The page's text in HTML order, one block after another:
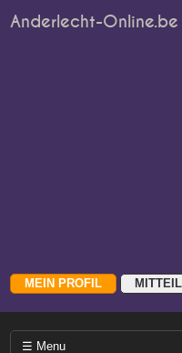
Anderlecht-Online.be